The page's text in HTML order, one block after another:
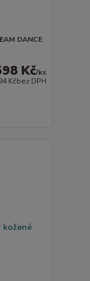
DANCE
Kč/ks
Kčbez DPH